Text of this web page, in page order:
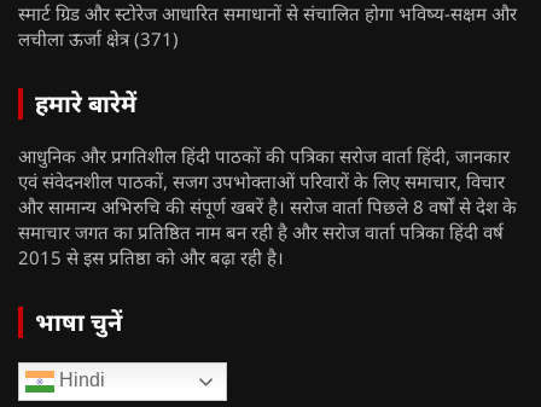
स्मार्ट ग्रिड और स्टोरेज आधारित समाधानों से संचालित होगा भविष्य-सक्षम और
लचीला ऊर्जा क्षेत्र (371)
हमारे बारेमें
आधुनिक और प्रगतिशील हिंदी पाठकों की पत्रिका सरोज वार्ता हिंदी, जानकार
एवं संवेदनशील पाठकों, सजग उपभोक्ताओं परिवारों के लिए समाचार, विचार
और सामान्य अभिरुचि की संपूर्ण खबरें है। सरोज वार्ता पिछले 8 वर्षों से देश के
समाचार जगत का प्रतिष्ठित नाम बन रही है और सरोज वार्ता पत्रिका हिंदी वर्ष
2015 से इस प्रतिष्ठा को और बढ़ा रही है।
भाषा चुनें
Hindi